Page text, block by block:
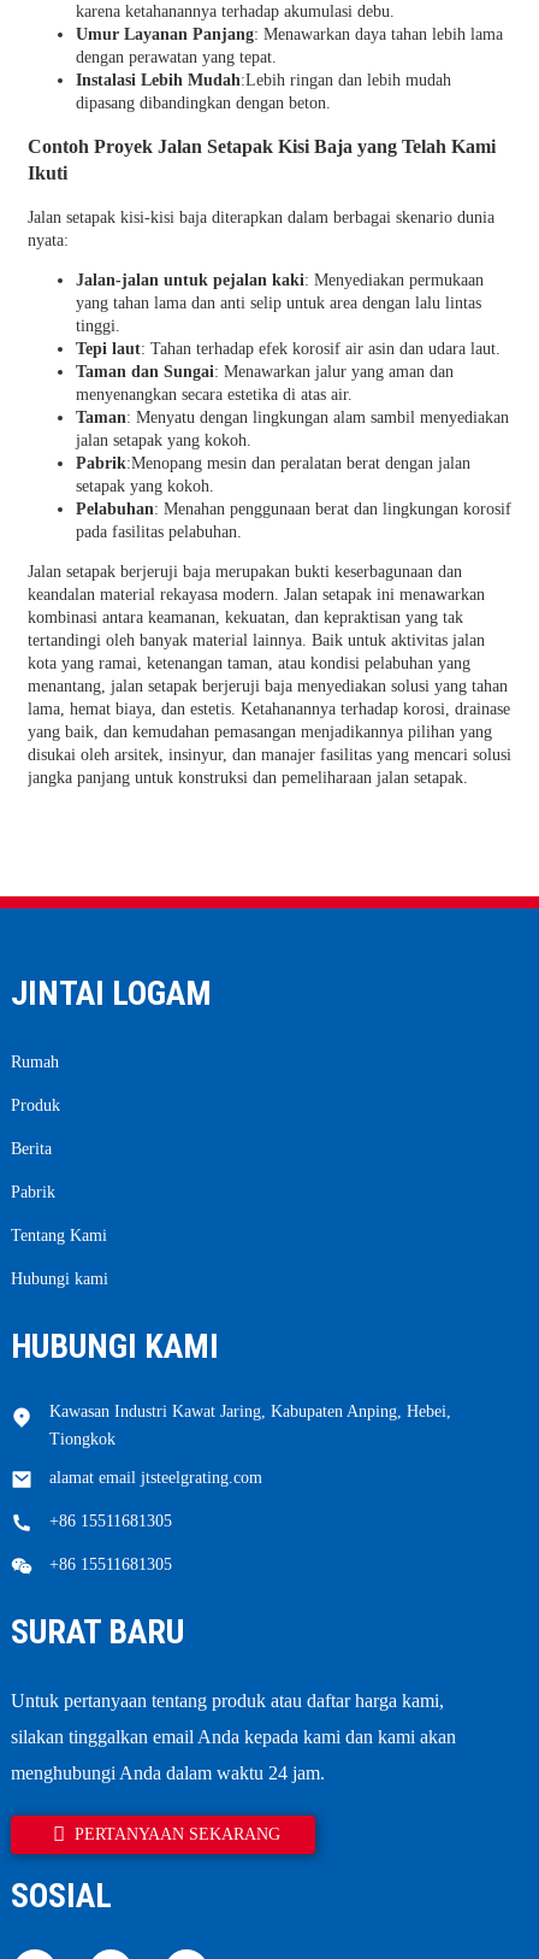
karena ketahanannya terhadap akumulasi debu.
Umur Layanan Panjang: Menawarkan daya tahan lebih lama
dengan perawatan yang tepat.
Instalasi Lebih Mudah:Lebih ringan dan lebih mudah
dipasang dibandingkan dengan beton.
Contoh Proyek Jalan Setapak Kisi Baja yang Telah Kami
Ikuti
Jalan setapak kisi-kisi baja diterapkan dalam berbagai skenario dunia
nyata:
Jalan-jalan untuk pejalan kaki: Menyediakan permukaan
yang tahan lama dan anti selip untuk area dengan lalu lintas
tinggi.
Tepi laut: Tahan terhadap efek korosif air asin dan udara laut.
Taman dan Sungai: Menawarkan jalur yang aman dan
menyenangkan secara estetika di atas air.
Taman: Menyatu dengan lingkungan alam sambil menyediakan
jalan setapak yang kokoh.
Pabrik:Menopang mesin dan peralatan berat dengan jalan
setapak yang kokoh.
Pelabuhan: Menahan penggunaan berat dan lingkungan korosif
pada fasilitas pelabuhan.
Jalan setapak berjeruji baja merupakan bukti keserbagunaan dan
keandalan material rekayasa modern. Jalan setapak ini menawarkan
kombinasi antara keamanan, kekuatan, dan kepraktisan yang tak
tertandingi oleh banyak material lainnya. Baik untuk aktivitas jalan
kota yang ramai, ketenangan taman, atau kondisi pelabuhan yang
menantang, jalan setapak berjeruji baja menyediakan solusi yang tahan
lama, hemat biaya, dan estetis. Ketahanannya terhadap korosi, drainase
yang baik, dan kemudahan pemasangan menjadikannya pilihan yang
disukai oleh arsitek, insinyur, dan manajer fasilitas yang mencari solusi
jangka panjang untuk konstruksi dan pemeliharaan jalan setapak.
JINTAI LOGAM
Rumah
Produk
Berita
Pabrik
Tentang Kami
Hubungi kami
HUBUNGI KAMI
Kawasan Industri Kawat Jaring, Kabupaten Anping, Hebei,
Tiongkok
alamat email jtsteelgrating.com
+86 15511681305
+86 15511681305
SURAT BARU
Untuk pertanyaan tentang produk atau daftar harga kami,
silakan tinggalkan email Anda kepada kami dan kami akan
menghubungi Anda dalam waktu 24 jam.
PERTANYAAN SEKARANG
SOSIAL